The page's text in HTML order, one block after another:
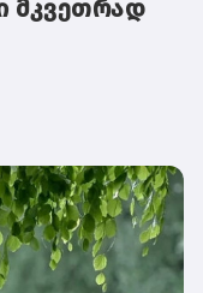
მკვეთრად